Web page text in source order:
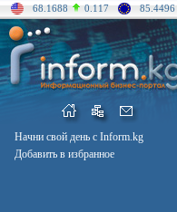
68.1688 0.117 85.4496
Начни свой день с Inform.kg
Добавить в избранное